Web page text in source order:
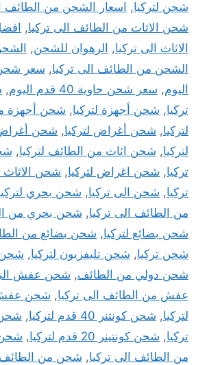
شحن لتركيا, اسعار الشحن من الطائف
شحن الاثاث من الطائف الى تركيا,
الاثاث الى تركيا, الرهوان للشحن,
الشحن من الطائف الى تركيا,
اليوم, سعر شحن حاوية 40 قدم اليوم ,
تركيا, شحن أجهزة لتركيا, شحن أجهزة
لتركيا, شحن أغراض لتركيا, شحن
لتركيا, شحن اثاث من الطائف لتركيا,
تركيا, شحن اغراض لتركيا, شحن
تركيا, شحن الى تركيا, شحن بحري
من الطائف الى تركيا, شحن بحري من
شحن بضائع لتركيا, شحن بضائع من
شحن تركيا, شحن تليفزيون لتركيا, شحن
شحن دولي من الطائف, شحن عفش الى
عفش من الطائف الى تركيا, شحن
لتركيا, شحن كونتنر 40 قدم لتركيا , شحن
تركيا, شحن كونتينر 20 قدم لتركيا , شحن
من الطائف الى تركيا, شحن من الطائف